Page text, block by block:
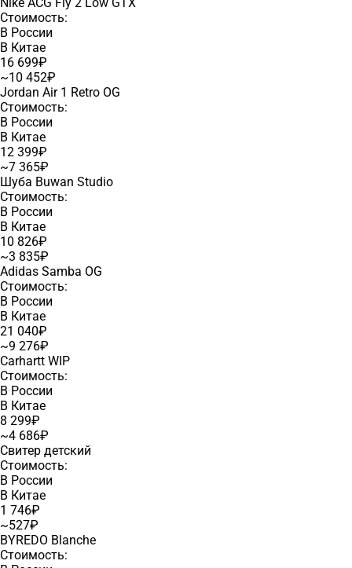
Стоимость:
В России
В Китае
16 699₽
~10 452₽
Jordan Air 1 Retro OG
Стоимость:
В России
В Китае
12 399₽
~7 365₽
Шуба Buwan Studio
Стоимость:
В России
В Китае
10 826₽
~3 835₽
Adidas Samba OG
Стоимость:
В России
В Китае
21 040₽
~9 276₽
Carhartt WIP
Стоимость:
В России
В Китае
8 299₽
~4 686₽
Свитер детский
Стоимость:
В России
В Китае
1 746₽
~527₽
BYREDO Blanche
Стоимость: